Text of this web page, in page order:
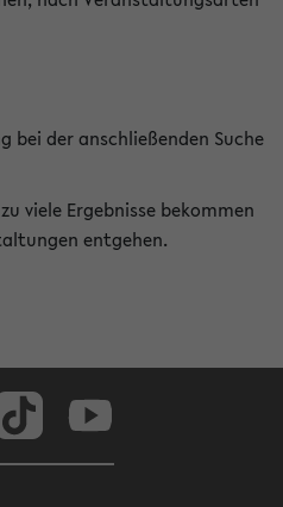
bei der anschließenden Suche
viele Ergebnisse bekommen
entgehen.